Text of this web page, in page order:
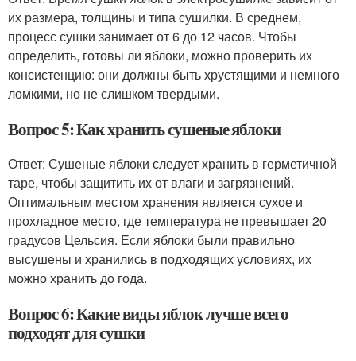
их размера, толщины и типа сушилки. В среднем,
процесс сушки занимает от 6 до 12 часов. Чтобы
определить, готовы ли яблоки, можно проверить их
консистенцию: они должны быть хрустящими и немного
ломкими, но не слишком твердыми.
Вопрос 5: Как хранить сушеные яблоки
Ответ: Сушеные яблоки следует хранить в герметичной
таре, чтобы защитить их от влаги и загрязнений.
Оптимальным местом хранения является сухое и
прохладное место, где температура не превышает 20
градусов Цельсия. Если яблоки были правильно
высушены и хранились в подходящих условиях, их
можно хранить до года.
Вопрос 6: Какие виды яблок лучше всего
подходят для сушки